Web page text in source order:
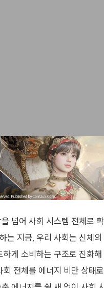
넘어 사회 시스템 전체로
는 지금, 우리 사회는 신체
게 소비하는 구조로 진화
전체를 에너지 비만 상태